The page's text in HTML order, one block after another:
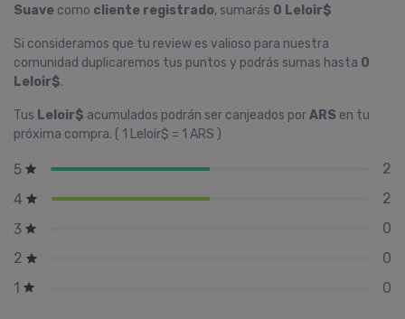
Suave como cliente registrado, sumarás 0 Leloir$
Si consideramos que tu review es valioso para nuestra
comunidad duplicaremos tus puntos y podrás sumas hasta 0
Leloir$.
Tus Leloir$ acumulados podrán ser canjeados porARS en tu
próxima compra. ( 1 Leloir$ = 1 ARS )
5
2
4
2
3
0
2
0
1
0